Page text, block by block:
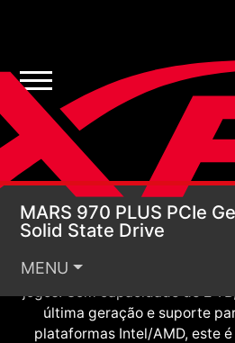
MARS 970
MARS 970 PLUS PCIe
Solid State Drive
MENU
Projetado para notebooks e
970 PLUS PCIe 5.0 oferece
velocidade de leitura/
o desempenho máximo em
última geração e suporte
plataformas Intel/AMD, este